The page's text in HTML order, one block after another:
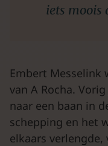
iets moois
Embert Messelink
van A Rocha.
naar een baan in
schepping en het
elkaars